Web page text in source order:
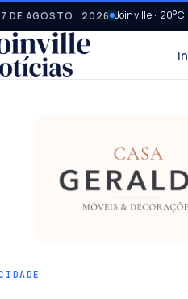
DE AGOSTO · 2026 Joinville · 20°C